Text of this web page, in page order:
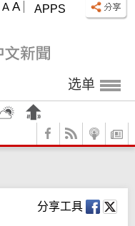
APPS
A A
选单
分享工具